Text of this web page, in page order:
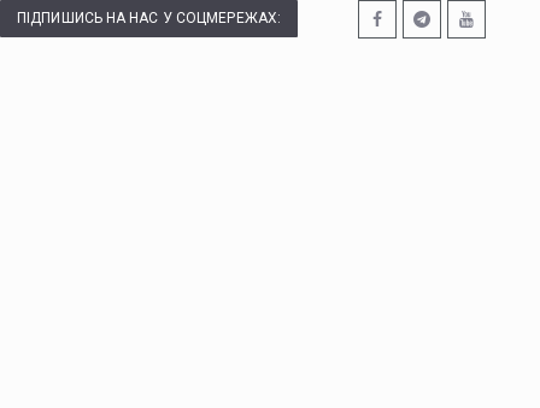
ПІДПИШИСЬ НА НАС У СОЦМЕРЕЖАХ: